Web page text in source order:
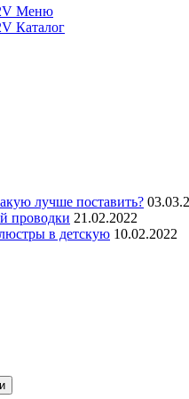
Меню
Каталог
лучше поставить?
проводки 21.02.2022
в детскую 10.02.2022